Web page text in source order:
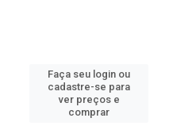
Faça seu login ou
cadastre-se para
ver preços e
comprar